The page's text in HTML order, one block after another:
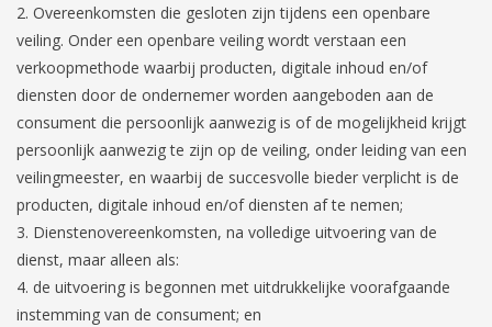
Overeenkomsten die gesloten zijn tijdens een openbare
veiling. Onder een openbare veiling wordt verstaan een
verkoopmethode waarbij producten, digitale inhoud en/of
diensten door de ondernemer worden aangeboden aan de
consument die persoonlijk aanwezig is of de mogelijkheid krijgt
persoonlijk aanwezig te zijn op de veiling, onder leiding van een
veilingmeester, en waarbij de succesvolle bieder verplicht is de
producten, digitale inhoud en/of diensten af te nemen;
Dienstenovereenkomsten, na volledige uitvoering van de
dienst, maar alleen als:
de uitvoering is begonnen met uitdrukkelijke voorafgaande
instemming van de consument; en